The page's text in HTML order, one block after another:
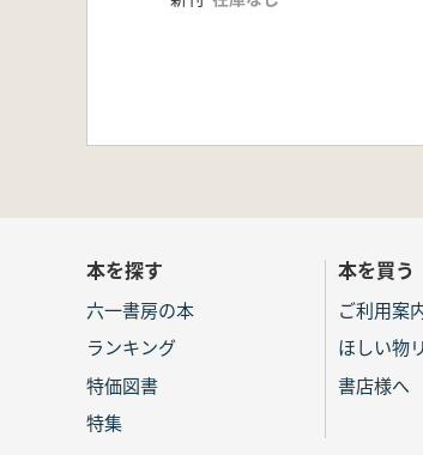
本を探す
六一書房の本
ランキング
特価図書
特集
本を買う
ご利用案
ほしい物
書店様へ